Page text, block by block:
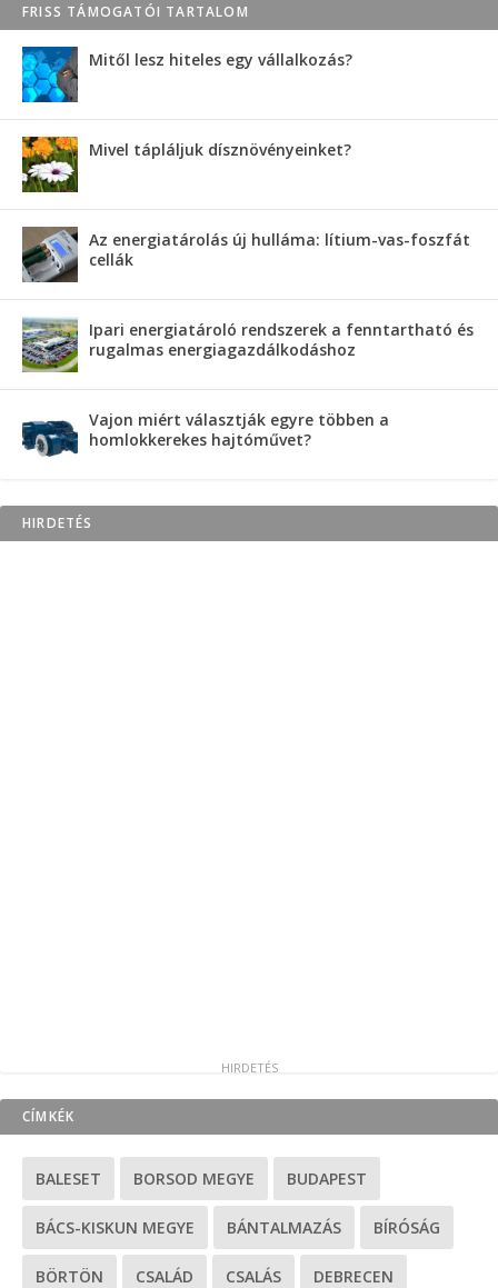
FRISS TÁMOGATÓI TARTALOM
Mitől lesz hiteles egy vállalkozás?
Mivel tápláljuk dísznövényeinket?
Az energiatárolás új hulláma: lítium-vas-foszfát
cellák
Ipari energiatároló rendszerek a fenntartható és
rugalmas energiagazdálkodáshoz
Vajon miért választják egyre többen a
homlokkerekes hajtóművet?
HIRDETÉS
CÍMKÉK
BALESET BORSOD MEGYE BUDAPEST
BÁCS-KISKUN MEGYE BÁNTALMAZÁS BÍRÓSÁG
BÖRTÖN CSALÁD CSALÁS DEBRECEN